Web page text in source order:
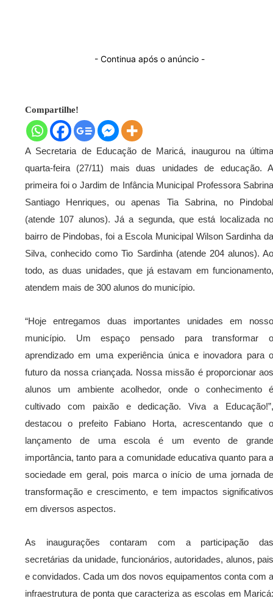
- Continua após o anúncio -
Compartilhe!
A Secretaria de Educação de Maricá, inaugurou na última
quarta-feira (27/11) mais duas unidades de educação. A
primeira foi o Jardim de Infância Municipal Professora Sabrina
Santiago Henriques, ou apenas Tia Sabrina, no Pindobal
(atende 107 alunos). Já a segunda, que está localizada no
bairro de Pindobas, foi a Escola Municipal Wilson Sardinha da
Silva, conhecido como Tio Sardinha (atende 204 alunos). Ao
todo, as duas unidades, que já estavam em funcionamento,
atendem mais de 300 alunos do município.
“Hoje entregamos duas importantes unidades em nosso
município. Um espaço pensado para transformar o
aprendizado em uma experiência única e inovadora para o
futuro da nossa criançada. Nossa missão é proporcionar aos
alunos um ambiente acolhedor, onde o conhecimento é
cultivado com paixão e dedicação. Viva a Educação!”,
destacou o prefeito Fabiano Horta, acrescentando que o
lançamento de uma escola é um evento de grande
importância, tanto para a comunidade educativa quanto para a
sociedade em geral, pois marca o início de uma jornada de
transformação e crescimento, e tem impactos significativos
em diversos aspectos.
As inaugurações contaram com a participação das
secretárias da unidade, funcionários, autoridades, alunos, pais
e convidados. Cada um dos novos equipamentos conta com a
infraestrutura de ponta que caracteriza as escolas em Maricá: